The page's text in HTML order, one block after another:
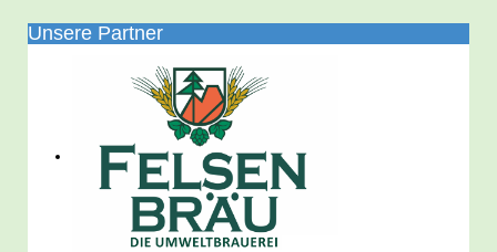
Unsere Partner